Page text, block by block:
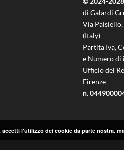
di Galardi
Via
(Italy)
Partita Iva,
e Numero di
Ufficio del
Firenze
n.
l'utilizzo dei cookie da parte nostra.